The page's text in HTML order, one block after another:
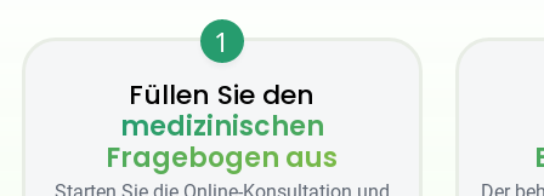
1
Füllen Sie den
medizinischen
Fragebogen aus